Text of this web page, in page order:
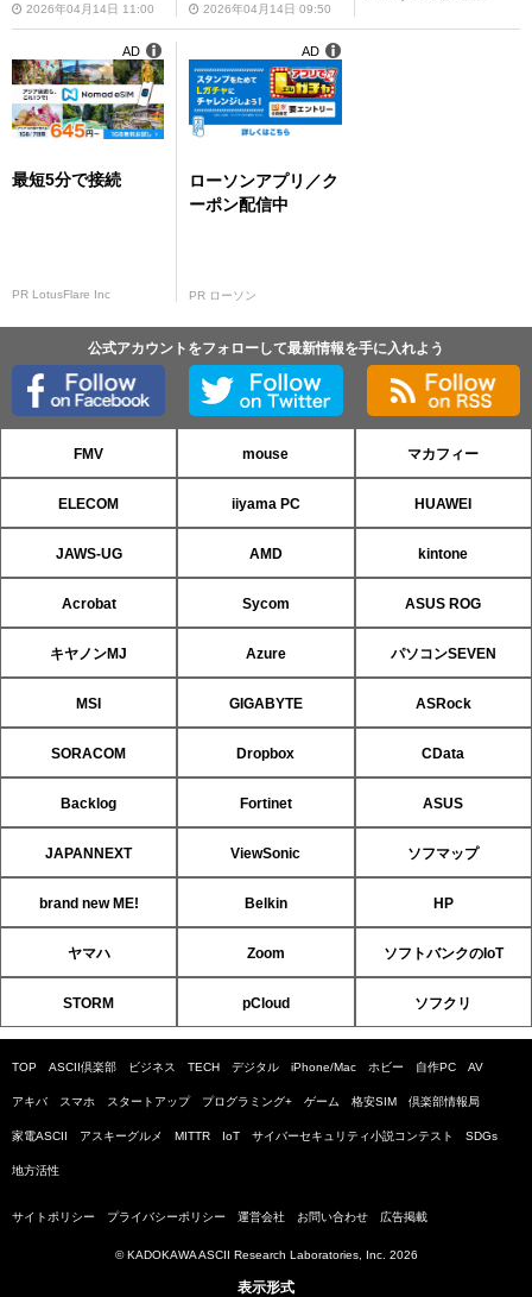
2026年04月14日 11:00 2026年04月14日 09:50
最短5分で接続
PR LotusFlare Inc
AD
ローソンアプリ／ク
ーポン配信中
PR ローソン
AD
公式アカウントをフォローして最新情報を手に入れよう
FMV mouse マカフィー
ELECOM iiyama PC HUAWEI
JAWS-UG AMD kintone
Acrobat Sycom ASUS ROG
キヤノンMJ Azure パソコンSEVEN
MSI GIGABYTE ASRock
SORACOM Dropbox CData
Backlog Fortinet ASUS
JAPANNEXT ViewSonic ソフマップ
brand new ME! Belkin HP
ヤマハ Zoom ソフトバンクのIoT
STORM pCloud ソフクリ
TOP ASCII倶楽部 ビジネス TECH デジタル iPhone/Mac ホビー 自作PC AV
アキバ スマホ スタートアップ プログラミング+ ゲーム 格安SIM 倶楽部情報局
家電ASCII アスキーグルメ MITTR IoT サイバーセキュリティ小説コンテスト SDGs
地方活性
サイトポリシー プライバシーポリシー 運営会社 お問い合わせ 広告掲載
© KADOKAWA ASCII Research Laboratories, Inc. 2026
表示形式